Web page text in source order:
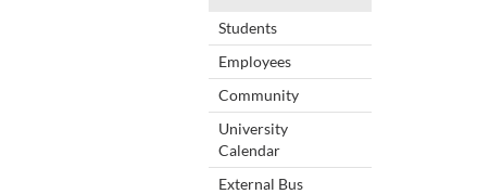
Students
Employees
Community
University
Calendar
External Bus